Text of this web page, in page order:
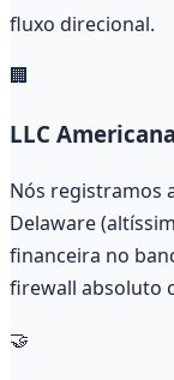
fluxo direcional.
🏢
LLC
Nós registramos
Delaware
financeira no
firewall absoluto
🤝